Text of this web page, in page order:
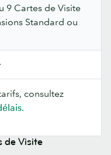
9 Cartes de Visite
Standard ou
consultez
de Visite